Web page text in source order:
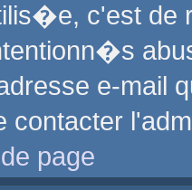
c'est
e-mail
contacter
page